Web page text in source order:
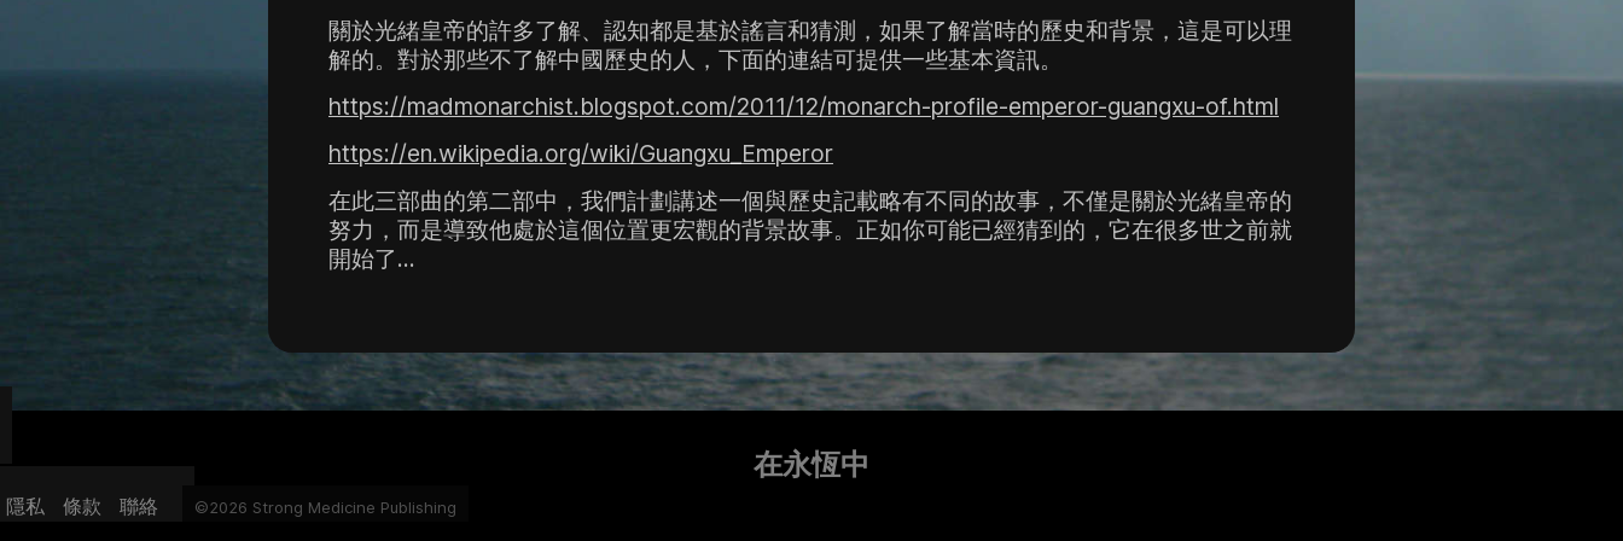
關於光緒皇帝的許多了解、認知都是基於謠言和猜測，如果了解當時的歷史和背景，這是可以理
解的。對於那些不了解中國歷史的人，下面的連結可提供一些基本資訊。
https://madmonarchist.blogspot.com/2011/12/monarch-profile-emperor-guangxu-of.html
https://en.wikipedia.org/wiki/Guangxu_Emperor
在此三部曲的第二部中， 我們計劃講述一個與歷史記載略有不同的故事，不僅是關於光緒皇帝的
努力，而是導致他處於這個位置更宏觀的背景故事。正如你可能已經猜到的，它在很多世之前就
開始了…
在永恆中
隱私 條款 聯絡 ©2026 Strong Medicine Publishing